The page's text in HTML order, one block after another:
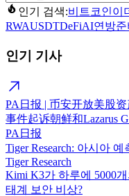
인기 검색:비트코인이
RWAUSDTDeFiAI연방
인기 기사
PA日报 | 币安开放美股
事件起诉朝鲜和Lazarus
PA日报
Tiger Research: 아시아
Tiger Research
Kimi K3가 하루에 5000
태계 보안 비상?